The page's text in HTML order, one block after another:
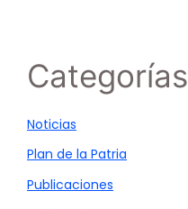
Categorías
Noticias
Plan de la Patria
Publicaciones